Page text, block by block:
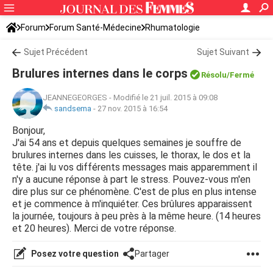
Forum Forum Santé-Médecine Rhumatologie
Sujet Précédent Sujet Suivant
Brulures internes dans le corps Résolu/Fermé
JEANNEGEORGES - Modifié le 21 juil. 2015 à 09:08
sandsema - 27 nov. 2015 à 16:54
Bonjour,
J'ai 54 ans et depuis quelques semaines je souffre de
brulures internes dans les cuisses, le thorax, le dos et la
tête. j'ai lu vos différents messages mais apparemment il
n'y a aucune réponse à part le stress. Pouvez-vous m'en
dire plus sur ce phénomène. C'est de plus en plus intense
et je commence à m'inquiéter. Ces brûlures apparaissent
la journée, toujours à peu près à la même heure. (14 heures
et 20 heures). Merci de votre réponse.
Posez votre question Partager